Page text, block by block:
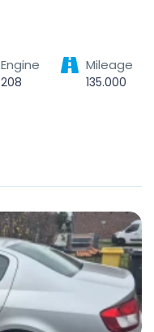
Engine
208
Mileage
135.000